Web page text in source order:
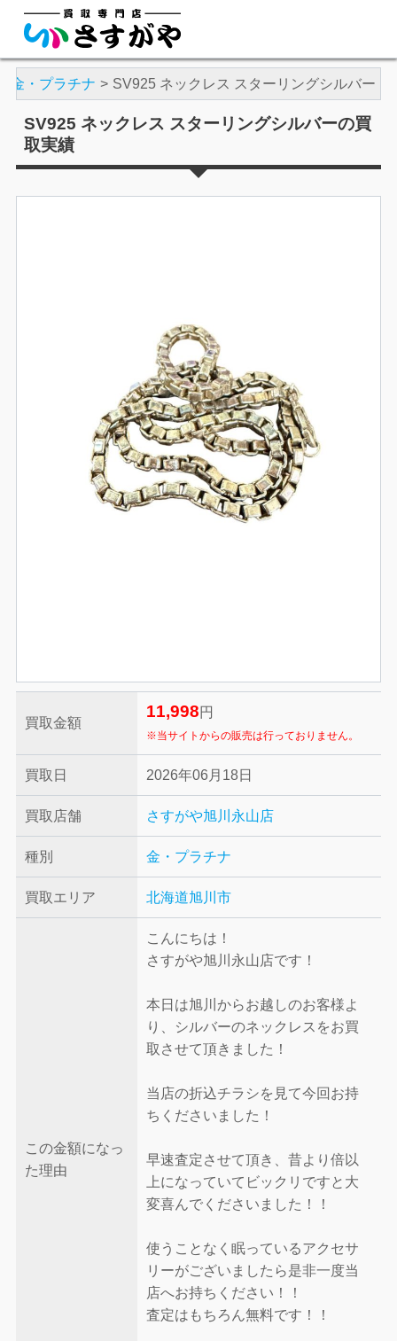
金・プラチナ SV925 ネックレス スターリングシルバー
SV925 ネックレス スターリングシルバーの買
取実績
買取金額
11,998 円
※当サイトからの販売は行っておりません。
買取日 2026年06月18日
買取店舗 さすがや旭川永山店
種別 金・プラチナ
買取エリア 北海道旭川市
この金額になっ
た理由
こんにちは！
さすがや旭川永山店です！
本日は旭川からお越しのお客様よ
り、シルバーのネックレスをお買
取させて頂きました！
当店の折込チラシを見て今回お持
ちくださいました！
早速査定させて頂き、昔より倍以
上になっていてビックリですと大
変喜んでくださいました！！
使うことなく眠っているアクセサ
リーがございましたら是非一度当
店へお持ちください！！
査定はもちろん無料です！！